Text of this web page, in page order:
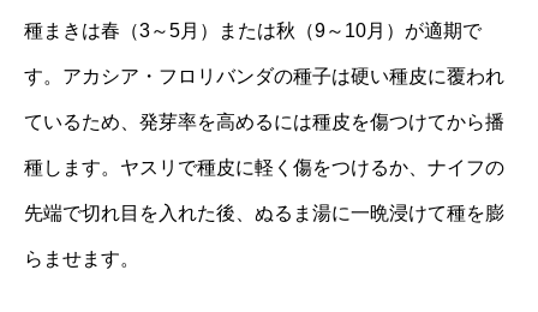
種まきは春（3～5月）または秋（9～10月）が適期で
す。アカシア・フロリバンダの種子は硬い種皮に覆われ
ているため、発芽率を高めるには種皮を傷つけてから播
種します。ヤスリで種皮に軽く傷をつけるか、ナイフの
先端で切れ目を入れた後、ぬるま湯に一晩浸けて種を膨
らませます。